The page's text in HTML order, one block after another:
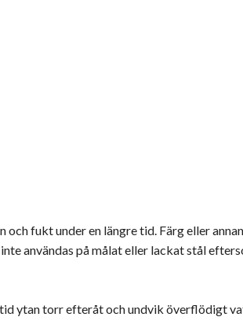
fukt under en längre tid. Färg eller
användas på målat eller lackat stål
ytan torr efteråt och undvik överflödigt